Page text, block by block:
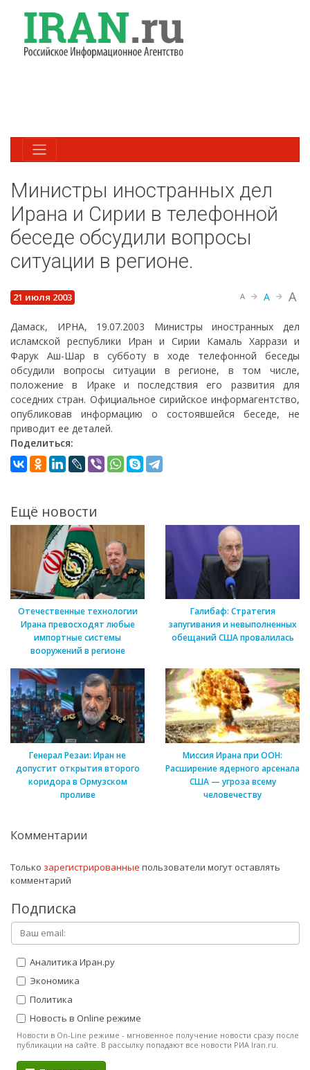
Министры иностранных дел
Ирана и Сирии в телефонной
беседе обсудили вопросы
ситуации в регионе.
21 июля 2003 A A A
Дамаск, ИРНА, 19.07.2003 Министры иностранных дел
исламской республики Иран и Сирии Камаль Харрази и
Фарук Аш-Шар в субботу в ходе телефонной беседы
обсудили вопросы ситуации в регионе, в том числе,
положение в Ираке и последствия его развития для
соседних стран. Официальное сирийское информагентство,
опубликовав информацию о состоявшейся беседе, не
приводит ее деталей.
Поделиться:
Ещё новости
Отечественные технологии
Ирана превосходят любые
импортные системы
вооружений в регионе
Галибаф: Стратегия
запугивания и невыполненных
обещаний США провалилась
Генерал Резаи: Иран не
допустит открытия второго
коридора в Ормузском
проливе
Миссия Ирана при ООН:
Расширение ядерного арсенала
США — угроза всему
человечеству
Комментарии
Только зарегистрированные пользователи могут оставлять
комментарий
Подписка
Аналитика Иран.ру
Экономика
Политика
Новость в Online режиме
Новости в On-Line режиме - мгновенное получение новости сразу после
публикации на сайте. В рассылку попадают все новости РИА Iran.ru.